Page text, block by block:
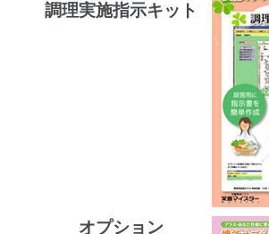
調理実施指示キット
オプション